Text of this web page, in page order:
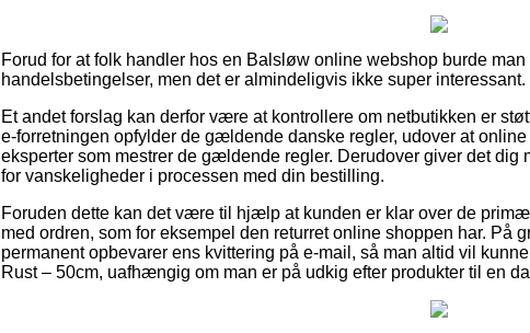
Forud for at folk handler hos en Balsløw online webshop burde
handelsbetingelser, men det er almindeligvis ikke super interessant.
Et andet forslag kan derfor være at kontrollere om netbutikken er
e-forretningen opfylder de gældende danske regler, udover at
eksperter som mestrer de gældende regler. Derudover giver det dig
for vanskeligheder i processen med din bestilling.
Foruden dette kan det være til hjælp at kunden er klar over de
med ordren, som for eksempel den returret online shoppen har. På
permanent opbevarer ens kvittering på e-mail, så man altid vil
Rust – 50cm, uafhængig om man er på udkig efter produkter til en